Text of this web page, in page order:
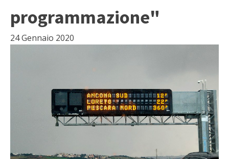
programmazione"
24 Gennaio 2020